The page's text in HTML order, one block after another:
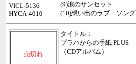
(9)涙のサンセット
(10)想い出のラブ・ソング
VICL-5136
HYCA-4010
売切れ
タイトル：
プラハからの手紙 PLUS
（CDアルバム）